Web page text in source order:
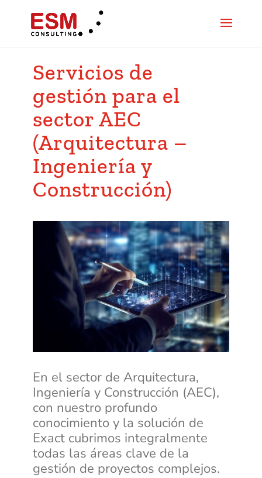
Servicios de
gestión para el
sector AEC
(Arquitectura –
Ingeniería y
Construcción)
En el sector de Arquitectura,
Ingeniería y Construcción (AEC),
con nuestro profundo
conocimiento y la solución de
Exact cubrimos integralmente
todas las áreas clave de la
gestión de proyectos complejos.